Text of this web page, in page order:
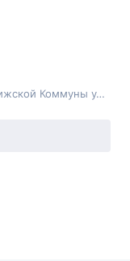
Московская область, Егорьевск, Парижской Коммуны ул., 1